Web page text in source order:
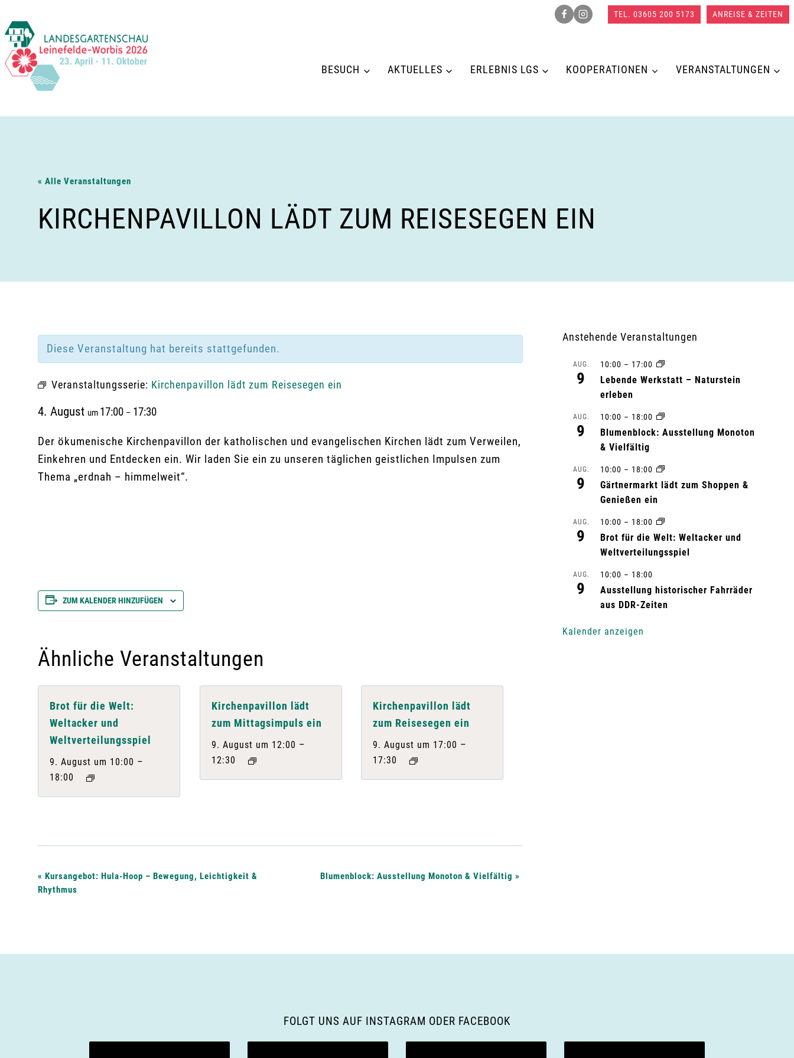
Inhalt
springen
TEL. 03605 200 5173 ANREISE & ZEITEN
BESUCH AKTUELLES ERLEBNIS LGS KOOPERATIONEN VERANSTALTUNGEN
« Alle Veranstaltungen
KIRCHENPAVILLON LÄDT ZUM REISESEGEN EIN
Diese Veranstaltung hat bereits stattgefunden.
Veranstaltungsserie: Kirchenpavillon lädt zum Reisesegen ein
4. August um 17:00 – 17:30
Der ökumenische Kirchenpavillon der katholischen und evangelischen Kirchen lädt zum Verweilen,
Einkehren und Entdecken ein. Wir laden Sie ein zu unseren täglichen geistlichen Impulsen zum
Thema „erdnah – himmelweit“.
ZUM KALENDER HINZUFÜGEN
Ähnliche Veranstaltungen
Brot für die Welt:
Weltacker und
Weltverteilungsspiel
9. August um 10:00 –
18:00
Kirchenpavillon lädt
zum Mittagsimpuls ein
9. August um 12:00 –
12:30
Kirchenpavillon lädt
zum Reisesegen ein
9. August um 17:00 –
17:30
V
r
« Kursangebot: Hula-Hoop – Bewegung, Leichtigkeit &
Rhythmus
Blumenblock: Ausstellung Monoton & Vielfältig»
Anstehende Veranstaltungen
AUG.
9
10:00 – 17:00
Lebende Werkstatt – Naturstein
erleben
AUG.
9
10:00 – 18:00
Blumenblock: Ausstellung Monoton
& Vielfältig
AUG.
9
10:00 – 18:00
Gärtnermarkt lädt zum Shoppen &
Genießen ein
AUG.
9
10:00 – 18:00
Brot für die Welt: Weltacker und
Weltverteilungsspiel
AUG.
9
10:00 – 18:00
Ausstellung historischer Fahrräder
aus DDR-Zeiten
Kalender anzeigen
FOLGT UNS AUF INSTAGRAM ODER FACEBOOK